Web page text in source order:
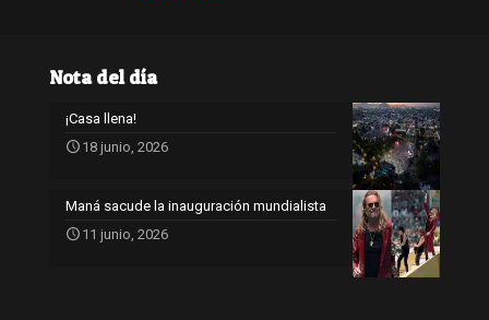
Nota del día
¡Casa llena!
18 junio, 2026
Maná sacude la inauguración mundialista
11 junio, 2026